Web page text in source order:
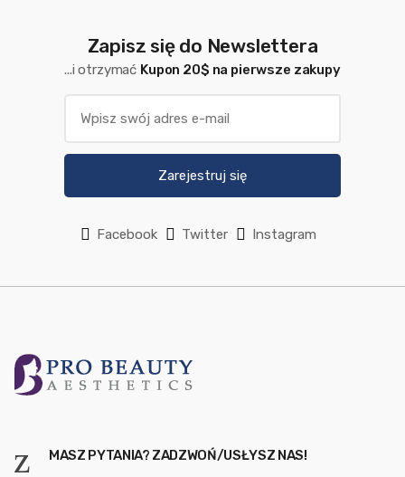
Zapisz się do Newslettera
...i otrzymać Kupon 20$ na pierwsze zakupy
Zarejestruj się
Facebook Twitter Instagram
MASZ PYTANIA? ZADZWOŃ/USŁYSZ NAS!